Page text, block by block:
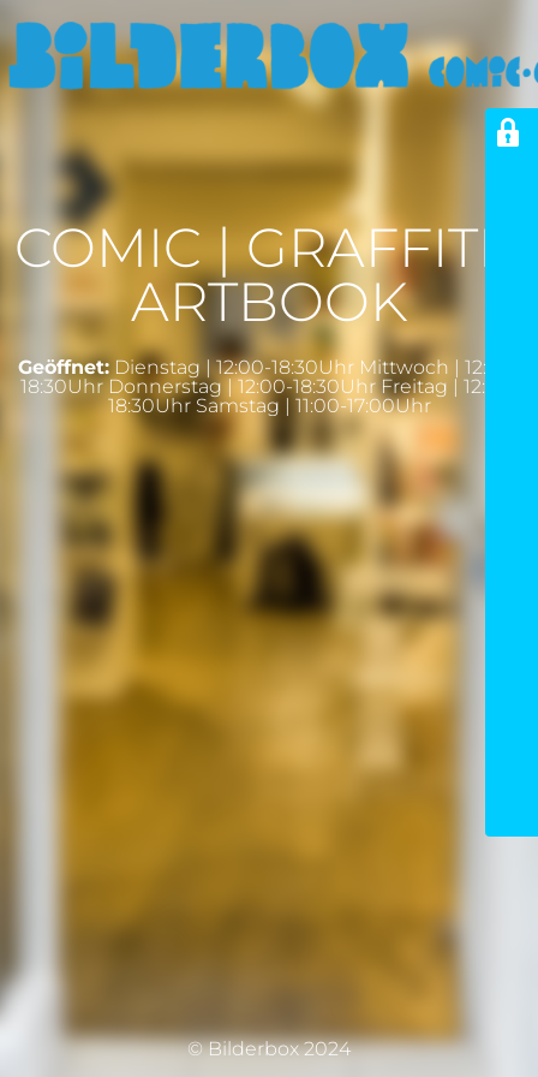
COMIC | GRAFFITI |
ARTBOOK
Geöffnet: Dienstag | 12:00-18:30Uhr Mittwoch | 12:00-
18:30Uhr Donnerstag | 12:00-18:30Uhr Freitag | 12:00-
18:30Uhr Samstag | 11:00-17:00Uhr
© Bilderbox 2024